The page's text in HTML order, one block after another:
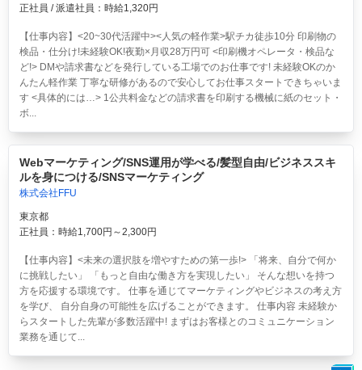
正社員 / 派遣社員：時給1,320円
【仕事内容】<20~30代活躍中><人気の軽作業>駅チカ徒歩10分 印刷物の
検品・仕分け!未経験OK!夜勤×月収28万円可 <印刷機オペレータ・検品な
ど!> DMや請求書などを発行している工場でのお仕事です! 未経験OKのか
んたん軽作業 丁寧な研修があるので安心してお仕事スタートできちゃいま
す <具体的には…> 1公共料金などの請求書を印刷する機械に紙のセット・
ボ...
Webマーケティング/SNS運用が学べる/髪型自由/ビジネススキ
ルを身につける/SNSマーケティング
株式会社FFU
東京都
正社員：時給1,700円～2,300円
【仕事内容】<未来の選択肢を増やすための第一歩!> 「将来、自分で何か
に挑戦したい」 「もっと自由な働き方を実現したい」 そんな想いを持つ
方を応援する環境です。 仕事を通じてマーケティングやビジネスの考え方
を学び、 自分自身の可能性を広げることができます。 仕事内容 未経験か
らスタートした先輩が多数活躍中! まずはお客様とのコミュニケーション
業務を通じて...